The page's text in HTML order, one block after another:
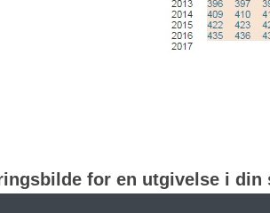
for en utgivelse i din